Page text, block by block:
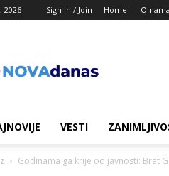
2026 Sign in / Join Home O nama
VESTI
Godinama ga krije od javnosti: Brat